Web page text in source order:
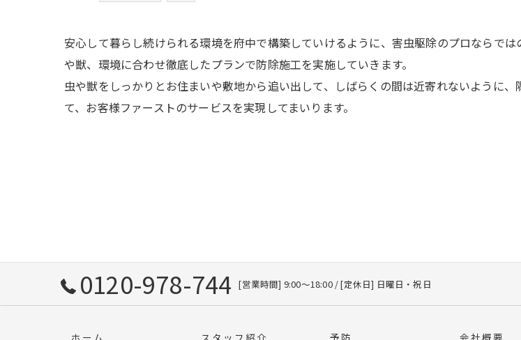
安心して暮らし続けられる環境を府中で構築していけるように、害虫駆除のプロならで
や獣、環境に合わせ徹底したプランで防除施工を実施していきます。
虫や獣をしっかりとお住まいや敷地から追い出して、しばらくの間は近寄れないように
て、お客様ファーストのサービスを実現してまいります。
0120-978-744 [営業時間] 9:00〜18:00 / [定休日] 日曜日・祝日
ホーム スタッフ紹介 予防 会社概要